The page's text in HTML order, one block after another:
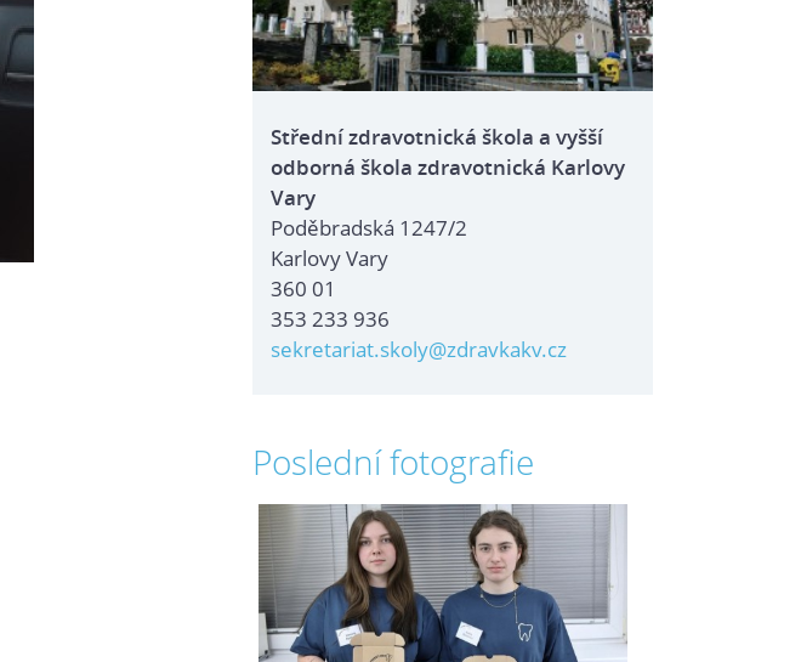
Střední zdravotnická škola a vyšší
odborná škola zdravotnická Karlovy
Vary
Poděbradská 1247/2
Karlovy Vary
360 01
353 233 936
sekretariat.skoly@zdravkakv.cz
Poslední fotografie